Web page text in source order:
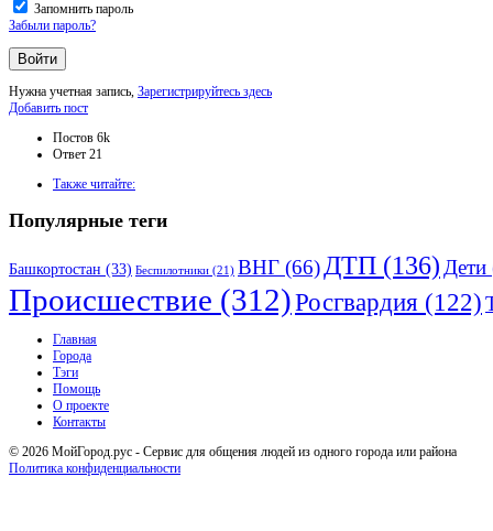
Запомнить пароль
Забыли пароль?
Нужна учетная запись, Зарегистрируйтесь здесь
Боковая
Добавить пост
Статистика
Постов 6k
Ответ 21
Также читайте:
Популярные теги
Башкортостан (33) Беспилотники (21) ВНГ (66) ДТП (136) Дети
Происшествие (312)Росгвардия (122)
Исследовать
Главная
Города
Тэги
Помощь
О проекте
Контакты
© 2026 МойГород.рус - Cервис для общения людей из одного города или района
Политика конфиденциальности